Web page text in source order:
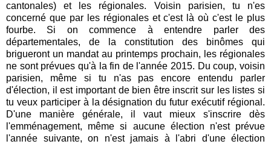
cantonales) et les régionales. Voisin parisien, tu n'es
concerné que par les régionales et c'est là où c'est le plus
fourbe. Si on commence à entendre parler des
départementales, de la constitution des binômes qui
brigueront un mandat au printemps prochain, les régionales
ne sont prévues qu'à la fin de l'année 2015. Du coup, voisin
parisien, même si tu n'as pas encore entendu parler
d'élection, il est important de bien être inscrit sur les listes si
tu veux participer à la désignation du futur exécutif régional.
D'une manière générale, il vaut mieux s'inscrire dès
l'emménagement, même si aucune élection n'est prévue
l'année suivante, on n'est jamais à l'abri d'une élection